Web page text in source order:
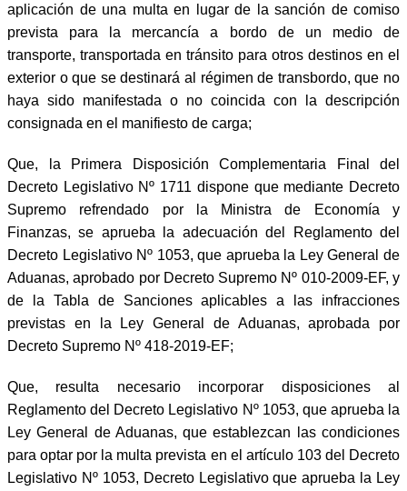
aplicación de una multa en lugar de la sanción de comiso
prevista para la mercancía a bordo de un medio de
transporte, transportada en tránsito para otros destinos en el
exterior o que se destinará al régimen de transbordo, que no
haya sido manifestada o no coincida con la descripción
consignada en el manifiesto de carga;
Que, la Primera Disposición Complementaria Final del
Decreto Legislativo Nº 1711 dispone que mediante Decreto
Supremo refrendado por la Ministra de Economía y
Finanzas, se aprueba la adecuación del Reglamento del
Decreto Legislativo Nº 1053, que aprueba la Ley General de
Aduanas, aprobado por Decreto Supremo Nº 010-2009-EF, y
de la Tabla de Sanciones aplicables a las infracciones
previstas en la Ley General de Aduanas, aprobada por
Decreto Supremo Nº 418-2019-EF;
Que, resulta necesario incorporar disposiciones al
Reglamento del Decreto Legislativo Nº 1053, que aprueba la
Ley General de Aduanas, que establezcan las condiciones
para optar por la multa prevista en el artículo 103 del Decreto
Legislativo Nº 1053, Decreto Legislativo que aprueba la Ley